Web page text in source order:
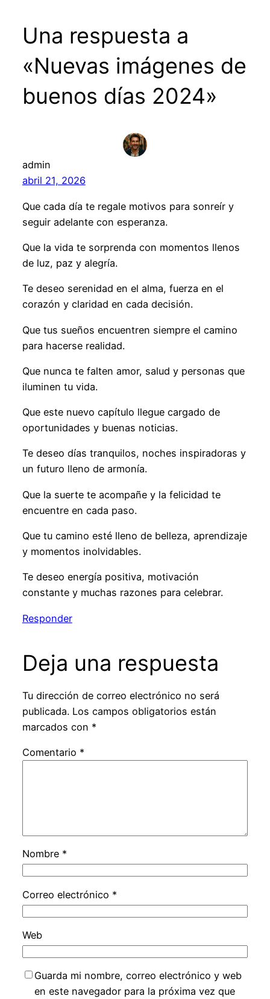
Una respuesta a
«Nuevas imágenes de
buenos días 2024»
admin
abril 21, 2026
Que cada día te regale motivos para sonreír y
seguir adelante con esperanza.
Que la vida te sorprenda con momentos llenos
de luz, paz y alegría.
Te deseo serenidad en el alma, fuerza en el
corazón y claridad en cada decisión.
Que tus sueños encuentren siempre el camino
para hacerse realidad.
Que nunca te falten amor, salud y personas que
iluminen tu vida.
Que este nuevo capítulo llegue cargado de
oportunidades y buenas noticias.
Te deseo días tranquilos, noches inspiradoras y
un futuro lleno de armonía.
Que la suerte te acompañe y la felicidad te
encuentre en cada paso.
Que tu camino esté lleno de belleza, aprendizaje
y momentos inolvidables.
Te deseo energía positiva, motivación
constante y muchas razones para celebrar.
Responder
Deja una respuesta
Tu dirección de correo electrónico no será
publicada. Los campos obligatorios están
marcados con *
Comentario *
Nombre *
Correo electrónico *
Web
Guarda mi nombre, correo electrónico y web
en este navegador para la próxima vez que